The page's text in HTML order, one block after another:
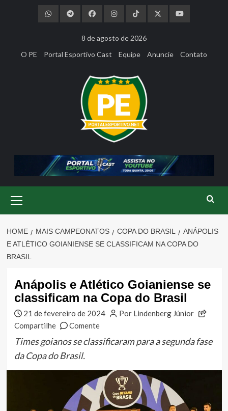
8 de agosto de 2026
O PE
Portal Esportivo Cast Equipe Anuncie Contato
Menu
HOME MAIS CAMPEONATOS COPA DO BRASIL
ANÁPOLIS
E ATLÉTICO GOIANIENSE SE CLASSIFICAM NA COPA DO
BRASIL
Anápolis e Atlético Goianiense se
classificam na Copa do Brasil
21 de fevereiro de 2024
Por Lindenberg Júnior
Compartilhe
Comente
Times goianos se classificaram para a segunda fase
da Copa do Brasil.